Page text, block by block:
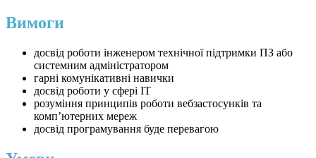
Вимоги
досвід роботи інженером технічної підтримки ПЗ або
системним адміністратором
гарні комунікативні навички
досвід роботи у сфері IT
розуміння принципів роботи вебзастосунків та
комп’ютерних мереж
досвід програмування буде перевагою